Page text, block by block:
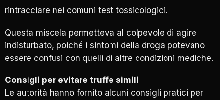
rintracciare nei comuni test tossicologici.
Questa miscela permetteva al colpevole di agire
indisturbato, poiché i sintomi della droga potevano
essere confusi con quelli di altre condizioni mediche.
Consigli per evitare truffe simili
Le autorità hanno fornito alcuni consigli pratici per